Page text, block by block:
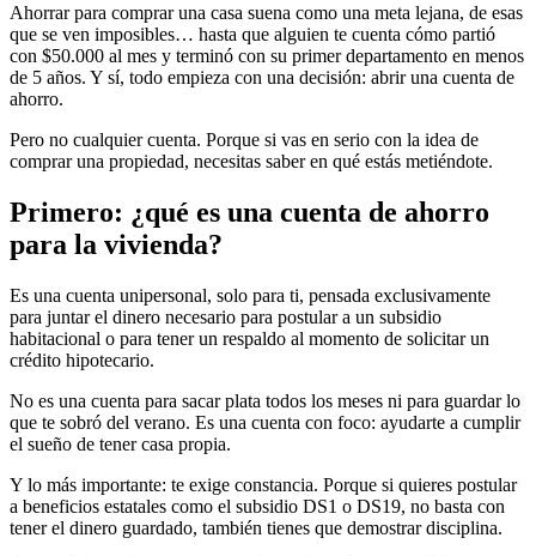
Ahorrar para comprar una casa suena como una meta lejana, de esas
que se ven imposibles… hasta que alguien te cuenta cómo partió
con $50.000 al mes y terminó con su primer departamento en menos
de 5 años. Y sí, todo empieza con una decisión: abrir una cuenta de
ahorro.
Pero no cualquier cuenta. Porque si vas en serio con la idea de
comprar una propiedad, necesitas saber en qué estás metiéndote.
Primero: ¿qué es una cuenta de ahorro
para la vivienda?
Es una cuenta unipersonal, solo para ti, pensada exclusivamente
para juntar el dinero necesario para postular a un subsidio
habitacional o para tener un respaldo al momento de solicitar un
crédito hipotecario.
No es una cuenta para sacar plata todos los meses ni para guardar lo
que te sobró del verano. Es una cuenta con foco: ayudarte a cumplir
el sueño de tener casa propia.
Y lo más importante: te exige constancia. Porque si quieres postular
a beneficios estatales como el subsidio DS1 o DS19, no basta con
tener el dinero guardado, también tienes que demostrar disciplina.